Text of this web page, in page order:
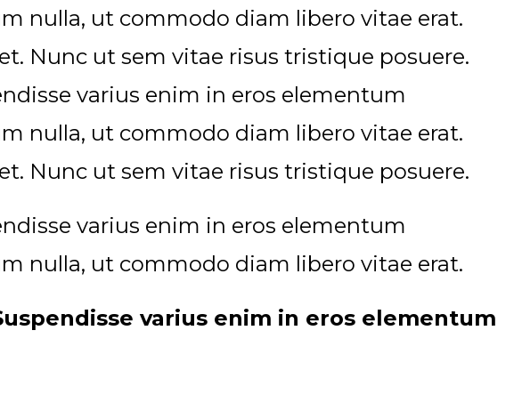
nulla, ut commodo diam libero vitae erat.
Nunc ut sem vitae risus tristique posuere.
varius enim in eros elementum
nulla, ut commodo diam libero vitae erat.
Nunc ut sem vitae risus tristique posuere.
varius enim in eros elementum
nulla, ut commodo diam libero vitae erat.
varius enim in eros elementum